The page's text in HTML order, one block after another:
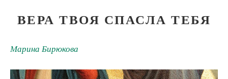
ВЕРА ТВОЯ СПАСЛА ТЕБЯ
Марина Бирюкова